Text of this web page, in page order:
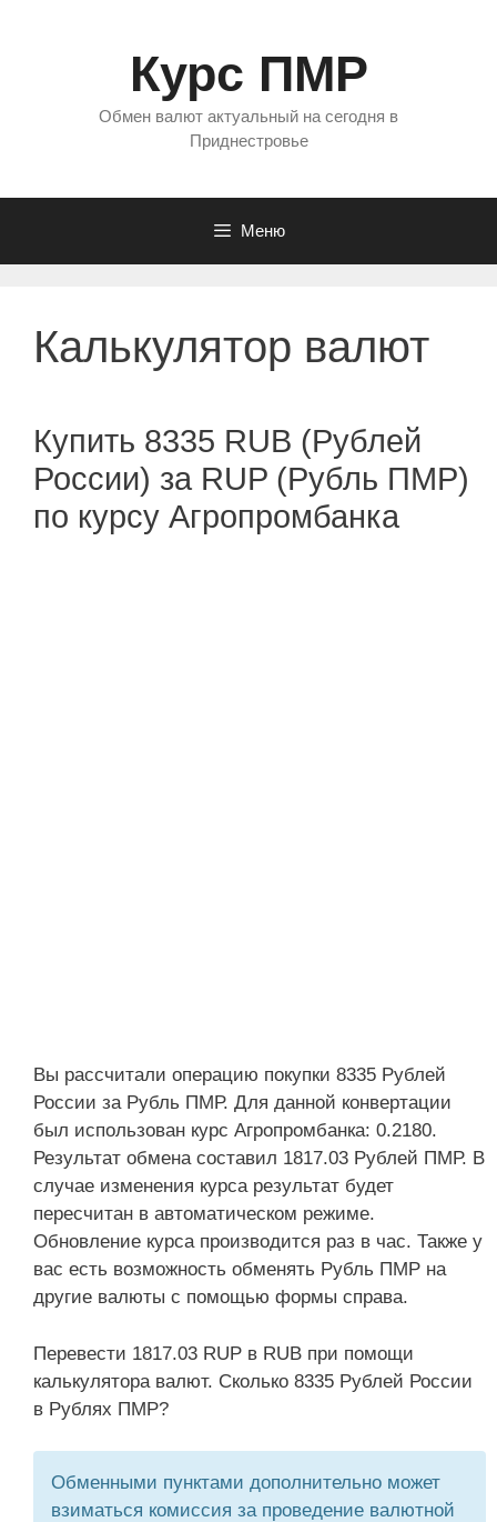
Курс ПМР
Обмен валют актуальный на сегодня в
Приднестровье
Меню
Калькулятор валют
Купить 8335 RUB (Рублей
России) за RUP (Рубль ПМР)
по курсу Агропромбанка
Вы рассчитали операцию покупки 8335 Рублей
России за Рубль ПМР. Для данной конвертации
был использован курс Агропромбанка: 0.2180.
Результат обмена составил 1817.03 Рублей ПМР. В
случае изменения курса результат будет
пересчитан в автоматическом режиме.
Обновление курса производится раз в час. Также у
вас есть возможность обменять Рубль ПМР на
другие валюты с помощью формы справа.
Перевести 1817.03 RUP в RUB при помощи
калькулятора валют. Сколько 8335 Рублей России
в Рублях ПМР?
Обменными пунктами дополнительно может
взиматься комиссия за проведение валютной